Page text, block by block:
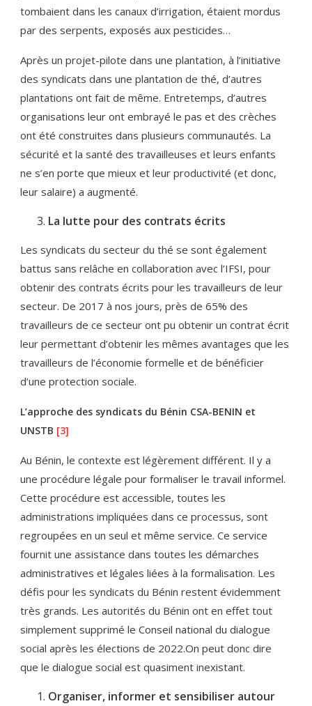
tombaient dans les canaux d’irrigation, étaient mordus
par des serpents, exposés aux pesticides…
Après un projet-pilote dans une plantation, à l’initiative
des syndicats dans une plantation de thé, d’autres
plantations ont fait de même. Entretemps, d’autres
organisations leur ont embrayé le pas et des crèches
ont été construites dans plusieurs communautés. La
sécurité et la santé des travailleuses et leurs enfants
ne s’en porte que mieux et leur productivité (et donc,
leur salaire) a augmenté.
La lutte pour des contrats écrits
Les syndicats du secteur du thé se sont également
battus sans relâche en collaboration avec l’IFSI, pour
obtenir des contrats écrits pour les travailleurs de leur
secteur. De 2017 à nos jours, près de 65% des
travailleurs de ce secteur ont pu obtenir un contrat écrit
leur permettant d’obtenir les mêmes avantages que les
travailleurs de l’économie formelle et de bénéficier
d’une protection sociale.
L’approche des syndicats du Bénin CSA-BENIN et
UNSTB [3]
Au Bénin, le contexte est légèrement différent. Il y a
une procédure légale pour formaliser le travail informel.
Cette procédure est accessible, toutes les
administrations impliquées dans ce processus, sont
regroupées en un seul et même service. Ce service
fournit une assistance dans toutes les démarches
administratives et légales liées à la formalisation. Les
défis pour les syndicats du Bénin restent évidemment
très grands. Les autorités du Bénin ont en effet tout
simplement supprimé le Conseil national du dialogue
social après les élections de 2022.On peut donc dire
que le dialogue social est quasiment inexistant.
Organiser, informer et sensibiliser autour